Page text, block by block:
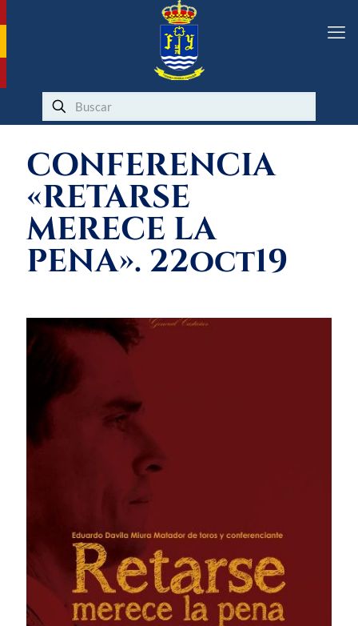
CONFERENCIA
«RETARSE
MERECE LA
PENA». 22oct19